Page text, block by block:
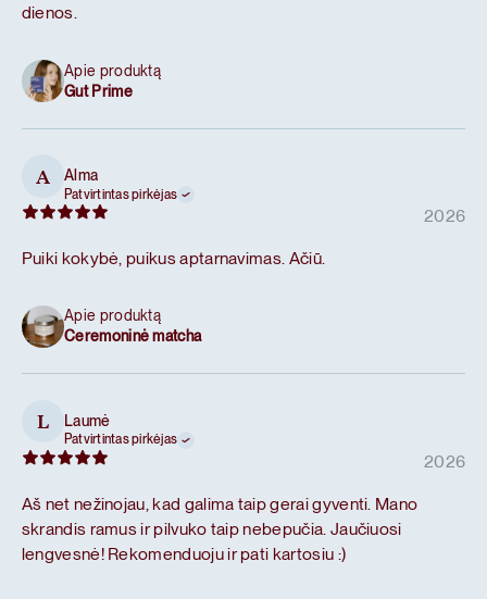
dienos.
Apie produktą
Gut Prime
A Alma
Patvirtintas pirkėjas
2026
Puiki kokybė, puikus aptarnavimas. Ačiū.
Apie produktą
Ceremoninė matcha
L Laumė
Patvirtintas pirkėjas
2026
Aš net nežinojau, kad galima taip gerai gyventi. Mano
skrandis ramus ir pilvuko taip nebepučia. Jaučiuosi
lengvesnė! Rekomenduoju ir pati kartosiu :)